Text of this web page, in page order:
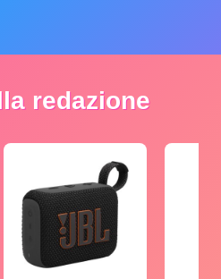
redazione